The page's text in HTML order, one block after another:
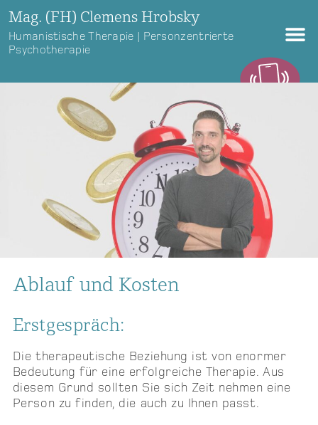
Mag. (FH) Clemens Hrobsky
Humanistische Therapie | Personzentrierte
Psychotherapie
Ablauf und Kosten
Erstgespräch:
Die therapeutische Beziehung ist von enormer
Bedeutung für eine erfolgreiche Therapie. Aus
diesem Grund sollten Sie sich Zeit nehmen eine
Person zu finden, die auch zu Ihnen passt.